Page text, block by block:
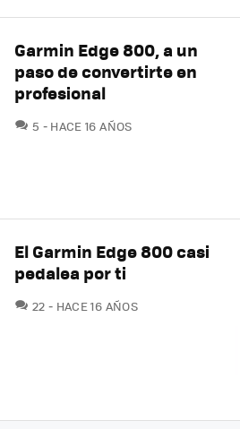
Garmin Edge 800, a un
paso de convertirte en
profesional
5 COMENTARIOS
HACE 16 AÑOS
El Garmin Edge 800 casi
pedalea por ti
22 COMENTARIOS
HACE 16 AÑOS